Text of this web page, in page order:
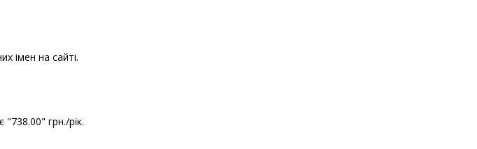
імен на сайті.
грн./рік.